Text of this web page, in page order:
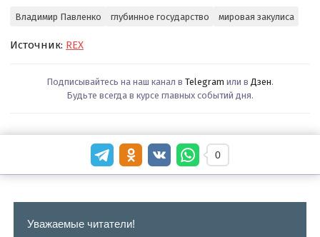
Владимир Павленко глубинное государство мировая закулиса
Источник: REX
Подписывайтесь на наш канал в Telegram или в Дзен.
Будьте всегда в курсе главных событий дня.
0
Уважаемые читатели!